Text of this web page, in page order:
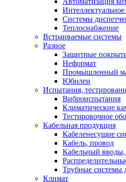
Интеллектуальное
Системы
Теплоснабжение
Встраиваемые системы
Разное
Защитные
Неформат
Промышленный
Юбилеи
Испытания,
Виброиспытания
Климатические
Тестировочное
Кабельная продукция
Кабеленесущие
Кабель, провод
Кабельный
Трубные системы
Климат